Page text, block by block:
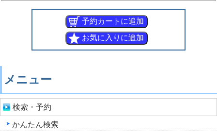
メニュー
検索・予約
かんたん検索